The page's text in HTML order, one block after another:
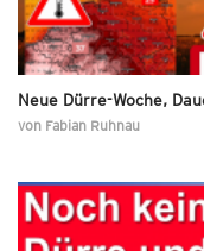
Neue Dürre-Woche,
von Fabian Ruhnau